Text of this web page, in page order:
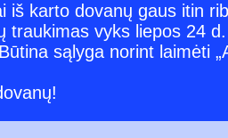
iš karto dovanų gaus itin
traukimas vyks liepos 24
sąlyga norint laimėti